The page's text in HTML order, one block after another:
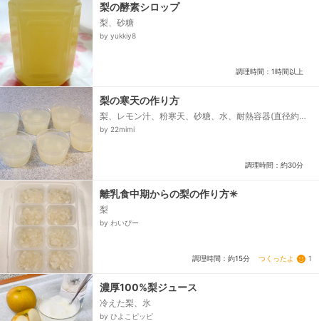
梨の酵素シロップ
梨、砂糖
by yukkiy8
調理時間：1時間以上
梨の寒天の作り方
梨、レモン汁、粉寒天、砂糖、水、耐熱容器(直径約
6.5cmの容器)
by 22mimi
調理時間：約30分
離乳食中期からの梨の作り方✳︎
梨
by わいぴー
調理時間：約15分 つくったよ 1
濃厚100%梨ジュース
冷えた梨、氷
by ひよこピッピ